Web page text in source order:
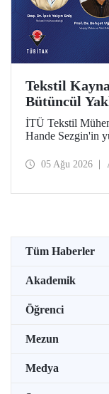
Tekstil
Bütüncül
Azaltım
TÜBİTAK
İTÜ Tekstil
Hande Sezgin'in
Koşullarına Bağlı
05 Ağu 2026
Tüm Haberler
Akademik
Öğrenci
Mezun
Medya